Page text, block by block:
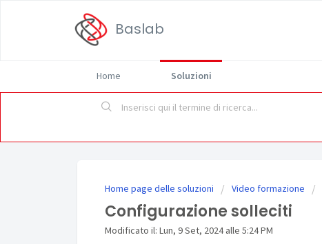
Baslab
Home Soluzioni
Home page delle soluzioni Video formazione
Configurazione solleciti
Modificato il: Lun, 9 Set, 2024 alle 5:24 PM